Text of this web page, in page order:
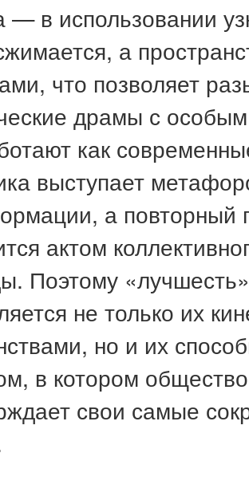
— в использовании
а
что позволяет
драмы с
как
выступает
а повторный
актом
Поэтому
не только их
но и их
в котором
свои самые